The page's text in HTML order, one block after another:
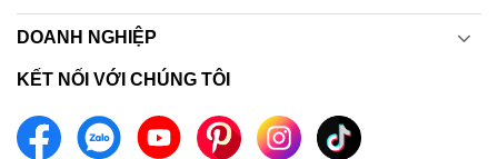
DOANH NGHIỆP
KẾT NỐI VỚI CHÚNG TÔI